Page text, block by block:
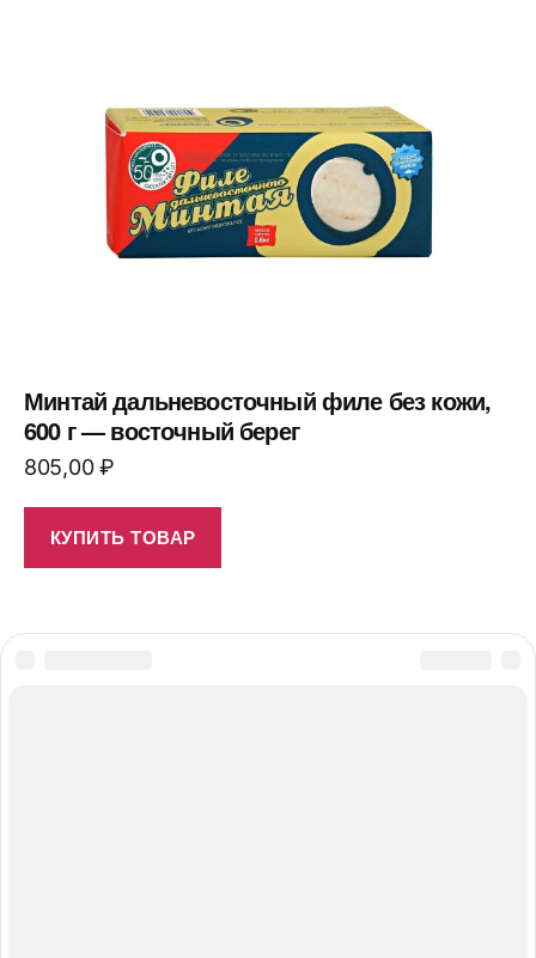
Минтай дальневосточный филе без кожи,
600 г — восточный берег
805,00₽
КУПИТЬ ТОВАР